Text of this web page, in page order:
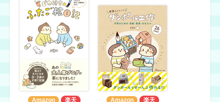
Amazon 楽天 Amazon 楽天